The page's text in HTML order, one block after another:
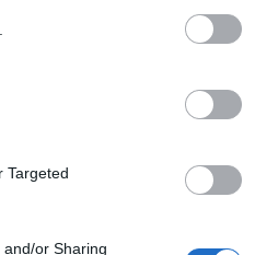
Targeted
or Sharing
El
Gabriel